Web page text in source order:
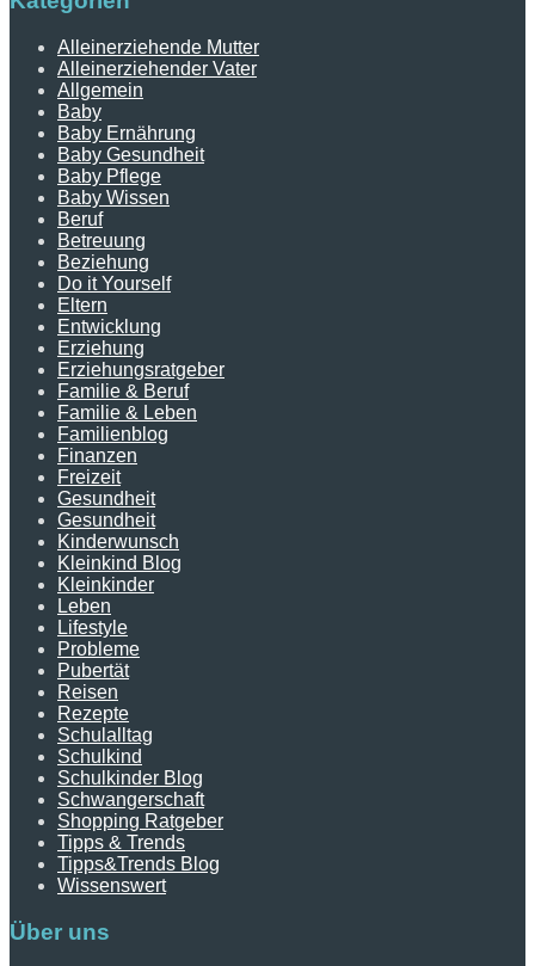
Alleinerziehende Mutter
Alleinerziehender Vater
Allgemein
Baby
Baby Ernährung
Baby Gesundheit
Baby Pflege
Baby Wissen
Beruf
Betreuung
Beziehung
Do it Yourself
Eltern
Entwicklung
Erziehung
Erziehungsratgeber
Familie & Beruf
Familie & Leben
Familienblog
Finanzen
Freizeit
Gesundheit
Gesundheit
Kinderwunsch
Kleinkind Blog
Kleinkinder
Leben
Lifestyle
Probleme
Pubertät
Reisen
Rezepte
Schulalltag
Schulkind
Schulkinder Blog
Schwangerschaft
Shopping Ratgeber
Tipps & Trends
Tipps&Trends Blog
Wissenswert
Über uns